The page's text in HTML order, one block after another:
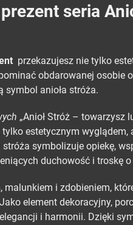
seria
przekazujesz nie tylko
obdarowanej osobie
symbol anioła stróża.
„Anioł Stróż – towarzysz
estetycznym wyglądem,
symbolizuje opiekę,
duchowość i troskę
malunkiem i zdobieniem,
element dekoracyjny,
i harmonii. Dzięki